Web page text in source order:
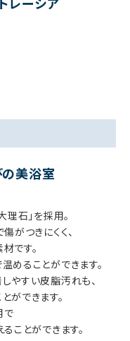
レーシア
の美浴室
理石」を採用。
がつきにくく、
です。
めることができます。
やすい皮脂汚れも、
ができます。
で
ことができます。